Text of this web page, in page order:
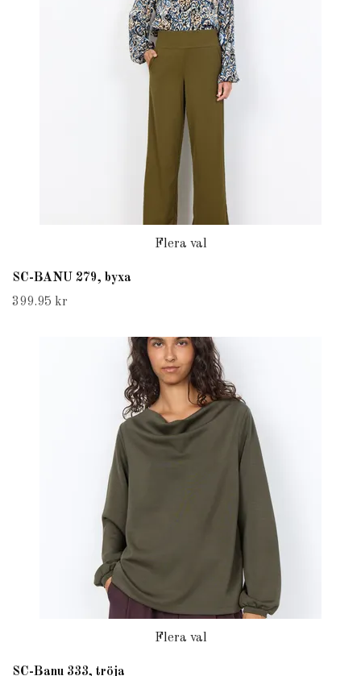
Flera val
SC-BANU 279, byxa
399.95 kr
Flera val
SC-Banu 333, tröja